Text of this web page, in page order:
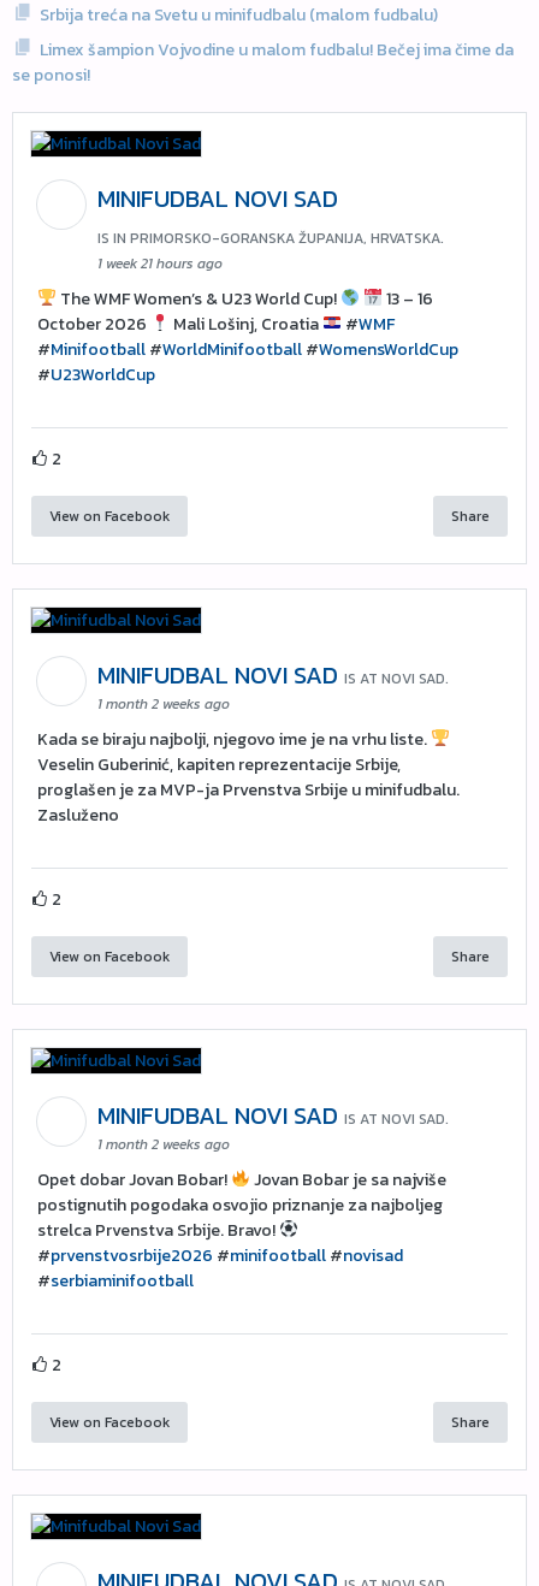
Srbija treća na Svetu u minifudbalu (malom fudbalu)
Limex šampion Vojvodine u malom fudbalu! Bečej ima čime da
se ponosi!
MINIFUDBAL NOVI SAD
IS IN PRIMORSKO-GORANSKA ŽUPANIJA, HRVATSKA.
1 week 21 hours ago
The WMF Women’s & U23 World Cup!
13 – 16
October 2026
Mali Lošinj, Croatia #WMF
#Minifootball#WorldMinifootball#WomensWorldCup
#U23WorldCup
2
View on Facebook Share
MINIFUDBAL NOVI SAD IS AT NOVI SAD.
1 month 2 weeks ago
Kada se biraju najbolji, njegovo ime je na vrhu liste.
Veselin Guberinić, kapiten reprezentacije Srbije,
proglašen je za MVP-ja Prvenstva Srbije u minifudbalu.
Zasluženo
2
View on Facebook Share
MINIFUDBAL NOVI SAD IS AT NOVI SAD.
1 month 2 weeks ago
Opet dobar Jovan Bobar!
Jovan Bobar je sa najviše
postignutih pogodaka osvojio priznanje za najboljeg
strelca Prvenstva Srbije. Bravo!
#prvenstvosrbije2026 #minifootball#novisad
#serbiaminifootball
2
View on Facebook Share